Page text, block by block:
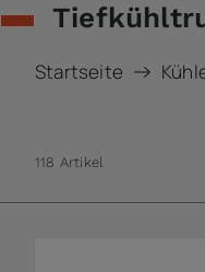
Startseite
118 Artikel